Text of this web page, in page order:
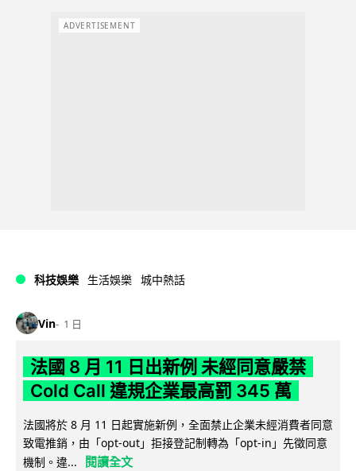
ADVERTISEMENT
科技娛樂 生活娛樂 城中熱話
Vin 1 日
法國 8 月 11 日出新例 未經同意嚴禁
Cold Call 違規企業最高罰 345 萬
法國將於 8 月 11 日起實施新例，全面禁止企業未經消費者同意
致電推銷，由「opt-out」拒接登記制轉為「opt-in」先徵同意
機制。違...
閱讀全文